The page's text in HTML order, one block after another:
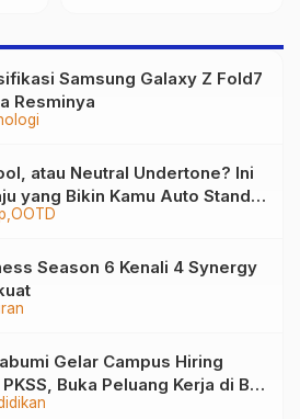
Samsung Galaxy Z Fold7
Resminya
OOTD
atau Neutral Undertone? Ini
yang Bikin Kamu Auto Stand
Season 6 Kenali 4 Synergy
Gelar Campus Hiring
Buka Peluang Kerja di BRI